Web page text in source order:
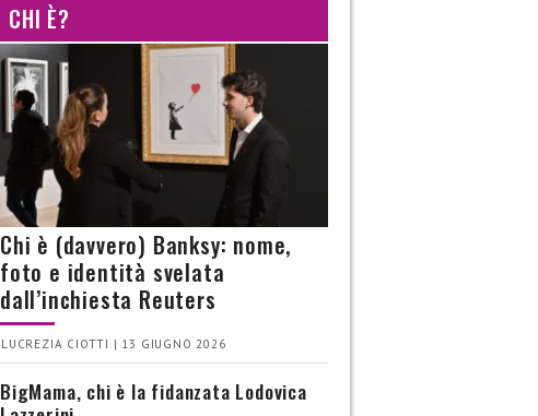
CHI È?
Chi è (davvero) Banksy: nome,
foto e identità svelata
dall’inchiesta Reuters
LUCREZIA CIOTTI | 13 GIUGNO 2026
BigMama, chi è la fidanzata Lodovica